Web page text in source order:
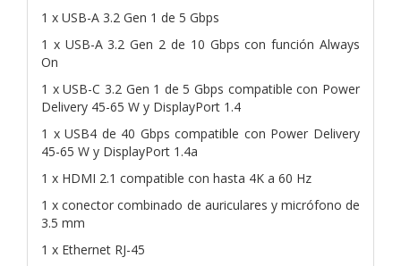
1 x USB-A 3.2 Gen 1 de 5 Gbps
1 x USB-A 3.2 Gen 2 de 10 Gbps con función Always
On
1 x USB-C 3.2 Gen 1 de 5 Gbps compatible con Power
Delivery 45-65 W y DisplayPort 1.4
1 x USB4 de 40 Gbps compatible con Power Delivery
45-65 W y DisplayPort 1.4a
1 x HDMI 2.1 compatible con hasta 4K a 60 Hz
1 x conector combinado de auriculares y micrófono de
3.5 mm
1 x Ethernet RJ-45